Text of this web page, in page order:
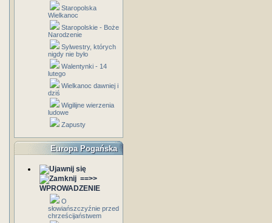
Staropolska
Wielkanoc
Staropolskie - Boże
Narodzenie
Sylwestry, których
nigdy nie było
Walentynki - 14
lutego
Wielkanoc dawniej i
dziś
Wigilijne wierzenia
ludowe
Zapusty
Europa Pogańska
==>>
WPROWADZENIE
O
słowiańszczyźnie przed
chrześcijaństwem